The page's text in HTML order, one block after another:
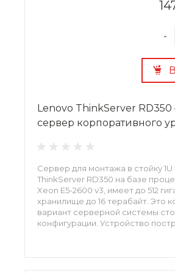
-
Lenovo ThinkServer
сервер корпоративного
Сервер для монтажа в стойку 1U
ThinkServer RD350 на базе
Xeon E5-2600 v3, имеет до 512
хранилище до 16 терабайт. Это
вариант серверной системы
конфигурации. Устройство